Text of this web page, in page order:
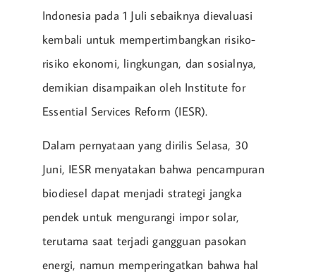
Indonesia pada 1 Juli sebaiknya dievaluasi
kembali untuk mempertimbangkan risiko-
risiko ekonomi, lingkungan, dan sosialnya,
demikian disampaikan oleh Institute for
Essential Services Reform (IESR).
Dalam pernyataan yang dirilis Selasa, 30
Juni, IESR menyatakan bahwa pencampuran
biodiesel dapat menjadi strategi jangka
pendek untuk mengurangi impor solar,
terutama saat terjadi gangguan pasokan
energi, namun memperingatkan bahwa hal